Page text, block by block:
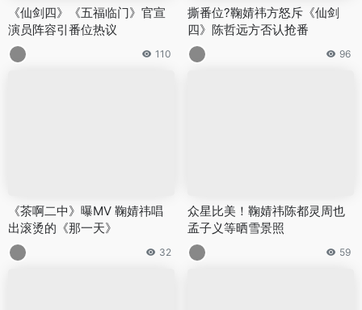
《仙剑四》《五福临门》官宣
演员阵容引番位热议
110
撕番位?鞠婧祎方怒斥《仙剑
四》陈哲远方否认抢番
96
《茶啊二中》曝MV 鞠婧祎唱
出滚烫的《那一天》
32
众星比美！鞠婧祎陈都灵周也
孟子义等晒雪景照
59